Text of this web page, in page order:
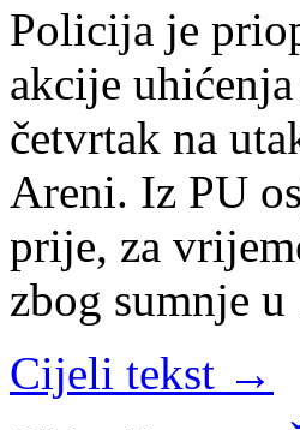
Policija je
akcije
četvrtak na
Areni. Iz PU
prije, za
zbog sumnje
Cijeli tekst →